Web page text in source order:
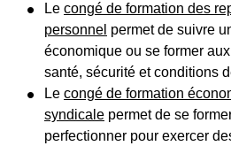
Le congé de formation des
personnel permet de suivre
économique ou se former
santé, sécurité et conditions
Le congé de formation
syndicale permet de se
perfectionner pour exercer